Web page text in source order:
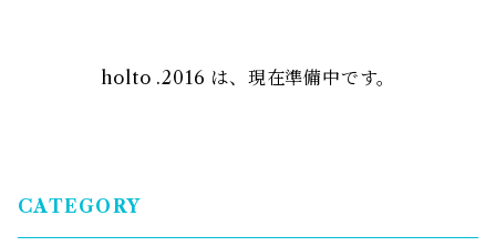
holto .2016 は、現在準備中です。
CATEGORY